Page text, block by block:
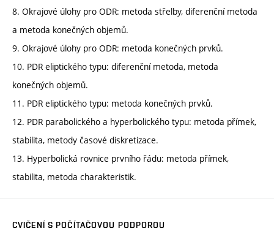
8. Okrajové úlohy pro ODR: metoda střelby, diferenční metoda
a metoda konečných objemů.
9. Okrajové úlohy pro ODR: metoda konečných prvků.
10. PDR eliptického typu: diferenční metoda, metoda
konečných objemů.
11. PDR eliptického typu: metoda konečných prvků.
12. PDR parabolického a hyperbolického typu: metoda přímek,
stabilita, metody časové diskretizace.
13. Hyperbolická rovnice prvního řádu: metoda přímek,
stabilita, metoda charakteristik.
CVIČENÍ S POČÍTAČOVOU PODPOROU